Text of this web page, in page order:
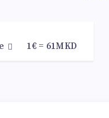
1€ = 61MKD